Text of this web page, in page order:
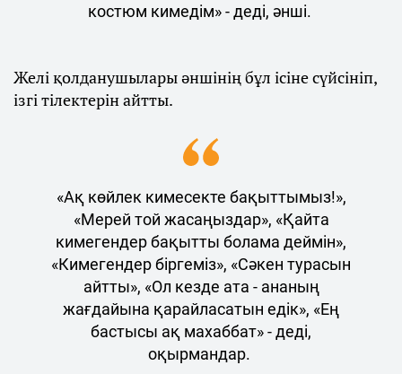
костюм кимедім» - деді, әнші.
Желі қолданушылары әншінің бұл ісіне сүйсініп,
ізгі тілектерін айтты.
«Ақ көйлек кимесекте бақыттымыз!»,
«Мерей той жасаңыздар», «Қайта
кимегендер бақытты болама деймін»,
«Кимегендер біргеміз», «Сәкен турасын
айтты», «Ол кезде ата - ананың
жағдайына қарайласатын едік», «Ең
бастысы ақ махаббат» - деді,
оқырмандар.